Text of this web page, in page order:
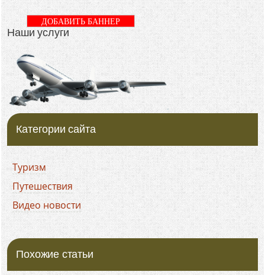
Наши услуги
ДОБАВИТЬ БАННЕР
Категории сайта
Туризм
Путешествия
Видео новости
Похожие статьи